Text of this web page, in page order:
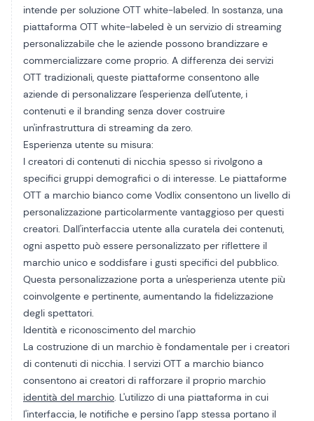
intende per soluzione OTT white-labeled. In sostanza, una
piattaforma OTT white-labeled è un servizio di streaming
personalizzabile che le aziende possono brandizzare e
commercializzare come proprio. A differenza dei servizi
OTT tradizionali, queste piattaforme consentono alle
aziende di personalizzare l'esperienza dell'utente, i
contenuti e il branding senza dover costruire
un'infrastruttura di streaming da zero.
Esperienza utente su misura:
I creatori di contenuti di nicchia spesso si rivolgono a
specifici gruppi demografici o di interesse. Le piattaforme
OTT a marchio bianco come Vodlix consentono un livello di
personalizzazione particolarmente vantaggioso per questi
creatori. Dall'interfaccia utente alla curatela dei contenuti,
ogni aspetto può essere personalizzato per riflettere il
marchio unico e soddisfare i gusti specifici del pubblico.
Questa personalizzazione porta a un'esperienza utente più
coinvolgente e pertinente, aumentando la fidelizzazione
degli spettatori.
Identità e riconoscimento del marchio
La costruzione di un marchio è fondamentale per i creatori
di contenuti di nicchia. I servizi OTT a marchio bianco
consentono ai creatori di rafforzare il proprio marchio
identità del marchio. L'utilizzo di una piattaforma in cui
l'interfaccia, le notifiche e persino l'app stessa portano il